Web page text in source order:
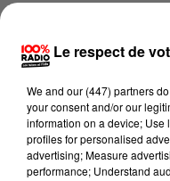
Venez participer à la
se fait du bien ».
dans les troubles du
de diététique,
nombre d’idées
mode et de revenir à
une approche
Le respect de
We and our (447) partners
your consent and/or our
information on a device; Use
profiles for personalised
advertising; Measure
performance; Understand